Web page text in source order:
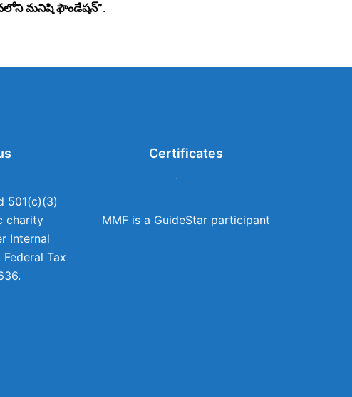
మనిషి ఫౌండేషన్”.
501(c)(3)
charity
Internal
Federal Tax
Certificates
MMF is a GuideStar participant